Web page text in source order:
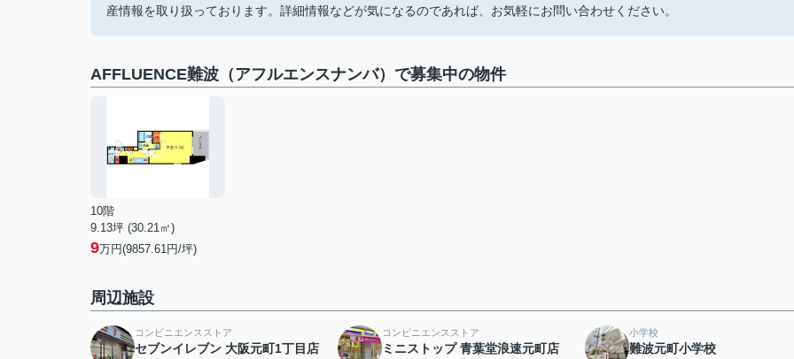
産情報を取り扱っております。詳細情報などが気になるのであれば、お気軽にお問い合わせください。
AFFLUENCE難波（アフルエンスナンバ）で募集中の物件
10階
9.13坪 (30.21㎡)
9万円(9857.61円/坪)
周辺施設
コンビニエンスストア
セブンイレブン 大阪元町1丁目店
コンビニエンスストア
ミニストップ 青葉堂浪速元町店
小学校
難波元町小学校